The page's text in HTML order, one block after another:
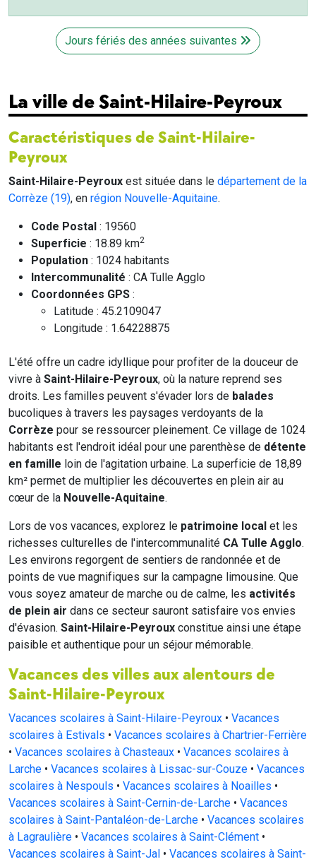
Jours fériés des années suivantes
La ville de Saint-Hilaire-Peyroux
Caractéristiques de Saint-Hilaire-
Peyroux
Saint-Hilaire-Peyroux est située dans le département de la
Corrèze (19), en région Nouvelle-Aquitaine.
Code Postal : 19560
Superficie : 18.89 km2
Population : 1024 habitants
Intercommunalité : CA Tulle Agglo
Coordonnées GPS :
Latitude : 45.2109047
Longitude : 1.64228875
L'été offre un cadre idyllique pour profiter de la douceur de
vivre à Saint-Hilaire-Peyroux, où la nature reprend ses
droits. Les familles peuvent s'évader lors de balades
bucoliques à travers les paysages verdoyants de la
Corrèze pour se ressourcer pleinement. Ce village de 1024
habitants est l'endroit idéal pour une parenthèse de détente
en famille loin de l'agitation urbaine. La superficie de 18,89
km² permet de multiplier les découvertes en plein air au
cœur de la Nouvelle-Aquitaine.
Lors de vos vacances, explorez le patrimoine local et les
richesses culturelles de l'intercommunalité CA Tulle Agglo.
Les environs regorgent de sentiers de randonnée et de
points de vue magnifiques sur la campagne limousine. Que
vous soyez amateur de marche ou de calme, les activités
de plein air dans ce secteur sauront satisfaire vos envies
d'évasion. Saint-Hilaire-Peyroux constitue ainsi une étape
paisible et authentique pour un séjour mémorable.
Vacances des villes aux alentours de
Saint-Hilaire-Peyroux
Vacances scolaires à Saint-Hilaire-Peyroux • Vacances
scolaires à Estivals • Vacances scolaires à Chartrier-Ferrière
• Vacances scolaires à Chasteaux • Vacances scolaires à
Larche • Vacances scolaires à Lissac-sur-Couze • Vacances
scolaires à Nespouls • Vacances scolaires à Noailles •
Vacances scolaires à Saint-Cernin-de-Larche • Vacances
scolaires à Saint-Pantaléon-de-Larche • Vacances scolaires
à Lagraulière • Vacances scolaires à Saint-Clément •
Vacances scolaires à Saint-Jal • Vacances scolaires à Saint-